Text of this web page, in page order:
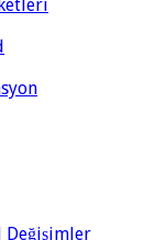
Değişimler